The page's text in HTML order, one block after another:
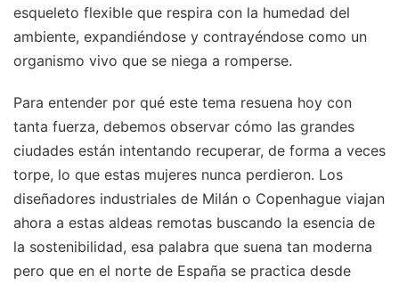
esqueleto flexible que respira con la humedad del
ambiente, expandiéndose y contrayéndose como un
organismo vivo que se niega a romperse.
Para entender por qué este tema resuena hoy con
tanta fuerza, debemos observar cómo las grandes
ciudades están intentando recuperar, de forma a veces
torpe, lo que estas mujeres nunca perdieron. Los
diseñadores industriales de Milán o Copenhague viajan
ahora a estas aldeas remotas buscando la esencia de
la sostenibilidad, esa palabra que suena tan moderna
pero que en el norte de España se practica desde